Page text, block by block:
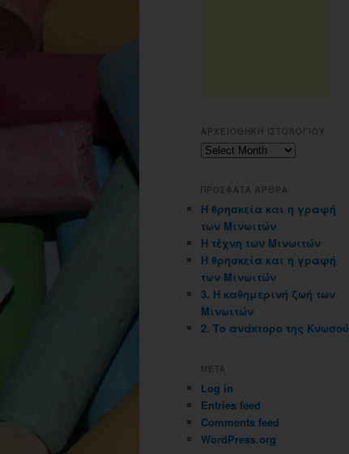
ΑΡΧΕΙΟΘΗΚΗ ΙΣΤΟΛΟΓΙΟΥ
Αρχειοθηκη
ΠΡΟΣΦΑΤΑ ΑΡΘΡΑ
Η θρησκεία και η γραφή
των Μινωιτών
Η τέχνη των Μινωιτών
Η θρησκεία και η γραφή
των Μινωιτών
3. Η καθημερινή ζωή των
Μινωιτών
2. Το ανάκτορο της Κνωσού
META
Log in
Entries feed
Comments feed
WordPress.org